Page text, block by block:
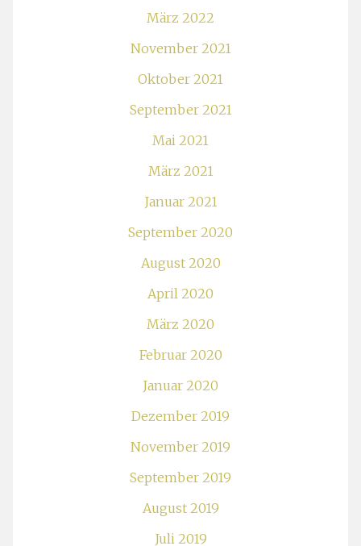
März 2022
November 2021
Oktober 2021
September 2021
Mai 2021
März 2021
Januar 2021
September 2020
August 2020
April 2020
März 2020
Februar 2020
Januar 2020
Dezember 2019
November 2019
September 2019
August 2019
Juli 2019